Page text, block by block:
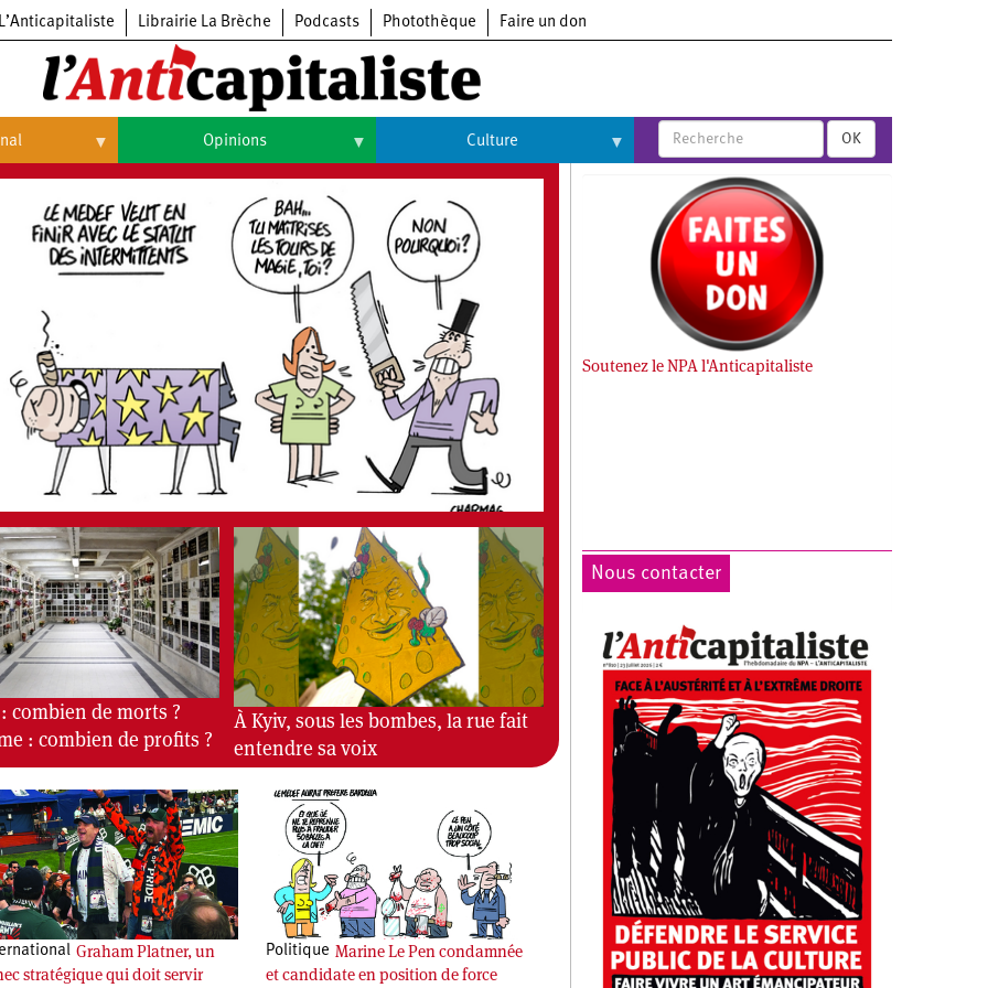
L’Anticapitaliste Librairie La Brèche Podcasts Photothèque Faire un don
Opinions
Histoire
Culture
Arts
Cinéma
Expositions
Livres
Musique
OK
combien de morts ?
: combien de profits ?
À Kyiv, sous les bombes, la rue fait
entendre sa voix
Graham Platner, un
stratégique qui doit servir
Politique Marine Le Pen condamnée
et candidate en position de force
Soutenez le NPA l'Anticapitaliste
Nous contacter